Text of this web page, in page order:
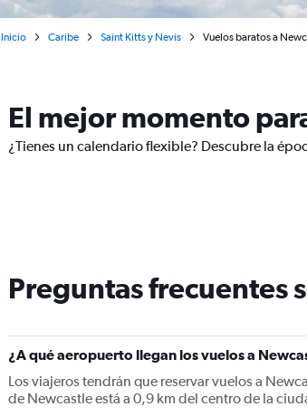
Inicio Caribe Saint Kitts y Nevis Vuelos baratos a
El mejor momento
¿Tienes un calendario flexible? Descubre la
Preguntas frecuentes
¿A qué aeropuerto llegan los vuelos a
Los viajeros tendrán que reservar vuelos a
de Newcastle está a 0,9 km del centro de la